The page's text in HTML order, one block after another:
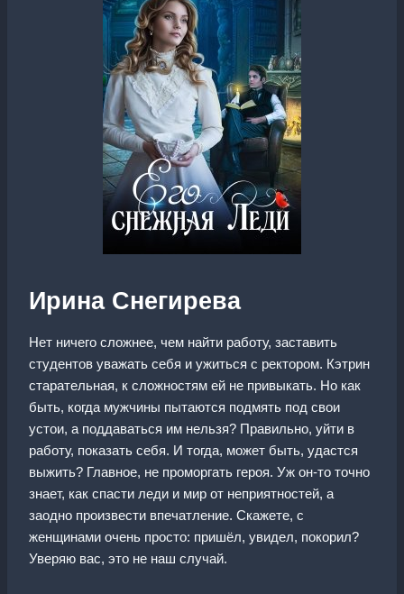
Ирина Снегирева
Нет ничего сложнее, чем найти работу, заставить
студентов уважать себя и ужиться с ректором. Кэтрин
старательная, к сложностям ей не привыкать. Но как
быть, когда мужчины пытаются подмять под свои
устои, а поддаваться им нельзя? Правильно, уйти в
работу, показать себя. И тогда, может быть, удастся
выжить? Главное, не проморгать героя. Уж он-то точно
знает, как спасти леди и мир от неприятностей, а
заодно произвести впечатление. Скажете, с
женщинами очень просто: пришёл, увидел, покорил?
Уверяю вас, это не наш случай.